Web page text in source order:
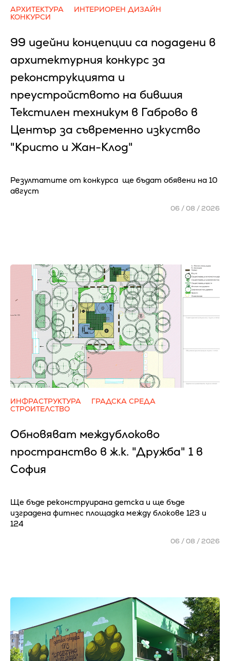
АРХИТЕКТУРА
ИНТЕРИОРЕН ДИЗАЙН
КОНКУРСИ
99 идейни концепции са подадени в
архитектурния конкурс за
реконструкцията и
преустройството на бившия
Текстилен техникум в Габрово в
Център за съвременно изкуство
"Кристо и Жан-Клод"
Резултатите от конкурса ще бъдат обявени на 10
август
06 / 08 / 2026
ИНФРАСТРУКТУРА
ГРАДСКА СРЕДА
СТРОИТЕЛСТВО
Обновяват междублоково
пространство в ж.к. "Дружба" 1 в
София
Ще бъде реконструирана детска и ще бъде
изградена фитнес площадка между блокове 123 и
124
06 / 08 / 2026